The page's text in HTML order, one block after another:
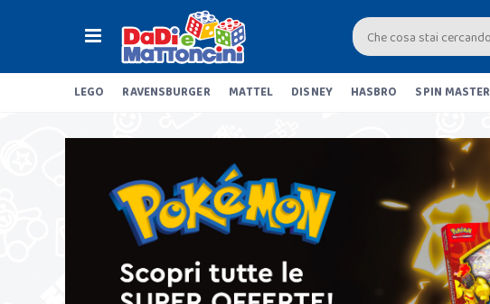
LEGO RAVENSBURGER MATTEL DISNEY HASBRO SPIN MASTER